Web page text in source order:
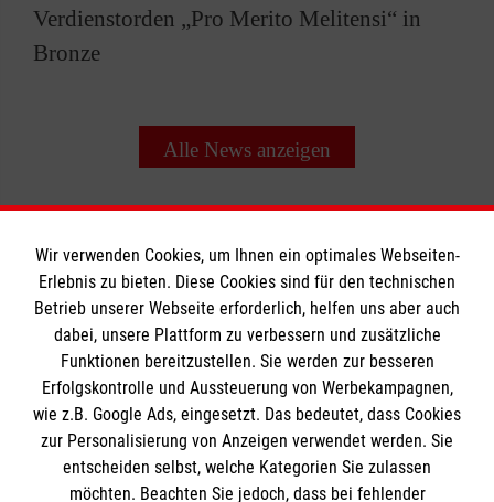
Verdienstorden „Pro Merito Melitensi“ in
Bronze
Alle News anzeigen
Informationen
Impressum
Datenschutz
Kontakt
Die Malteser
Wir verwenden Cookies, um Ihnen ein optimales Webseiten-
Erlebnis zu bieten. Diese Cookies sind für den technischen
Betrieb unserer Webseite erforderlich, helfen uns aber auch
dabei, unsere Plattform zu verbessern und zusätzliche
Funktionen bereitzustellen. Sie werden zur besseren
Erfolgskontrolle und Aussteuerung von Werbekampagnen,
wie z.B. Google Ads, eingesetzt. Das bedeutet, dass Cookies
zur Personalisierung von Anzeigen verwendet werden. Sie
entscheiden selbst, welche Kategorien Sie zulassen
möchten. Beachten Sie jedoch, dass bei fehlender